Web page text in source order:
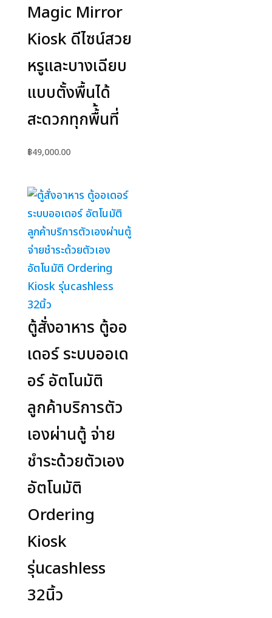
Magic Mirror
Kiosk ดีไซน์สวย
หรูและบางเฉียบ
แบบตั้งพื้นได้
สะดวกทุกพื้้นที่
฿49,000.00
ตู้สั่งอาหาร ตู้ออ
เดอร์ ระบบออเด
อร์ อัตโนมัติ
ลูกค้าบริการตัว
เองผ่านตู้ จ่าย
ชำระด้วยตัวเอง
อัตโนมัติ
Ordering
Kiosk
รุ่นcashless
32นิ้ว